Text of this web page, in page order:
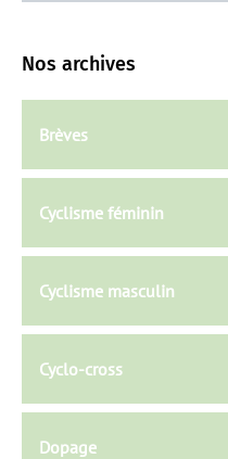
Nos archives
Brèves
Cyclisme féminin
Cyclisme masculin
Cyclo-cross
Dopage